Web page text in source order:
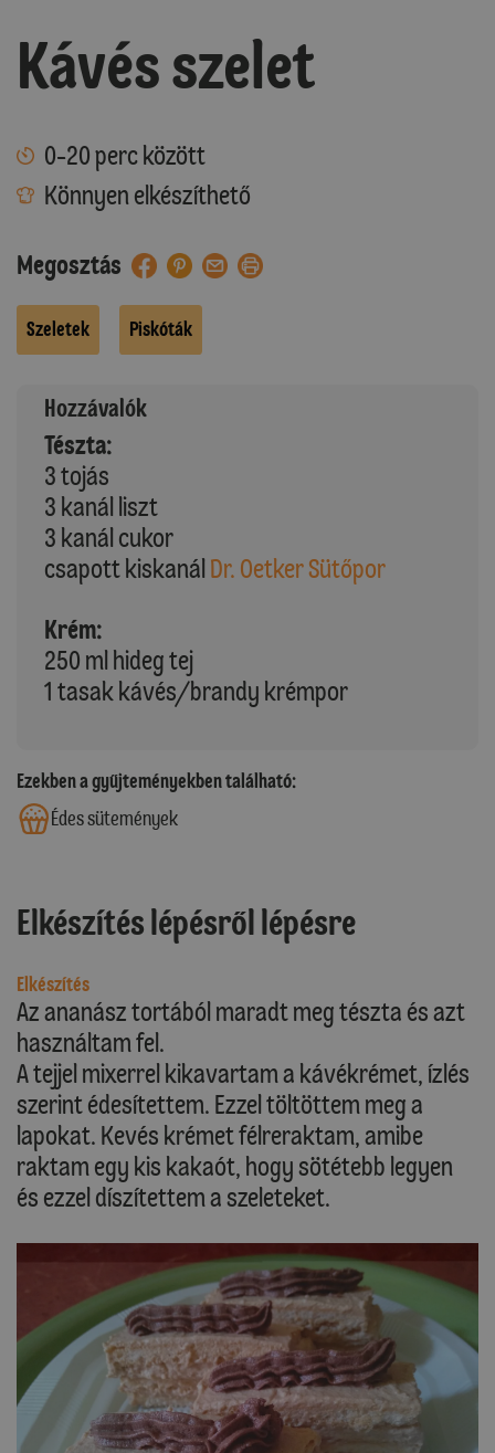
Kávés szelet
0-20 perc között
Könnyen elkészíthető
Megosztás
Szeletek Piskóták
Hozzávalók
Tészta:
3 tojás
3 kanál liszt
3 kanál cukor
csapott kiskanálDr. Oetker Sütőpor
Krém:
250 ml hideg tej
1 tasak kávés/brandy krémpor
Ezekben a gyűjteményekben található:
Édes sütemények
Elkészítés lépésről lépésre
Elkészítés
Az ananász tortából maradt meg tészta és azt
használtam fel.
A tejjel mixerrel kikavartam a kávékrémet, ízlés
szerint édesítettem. Ezzel töltöttem meg a
lapokat. Kevés krémet félreraktam, amibe
raktam egy kis kakaót, hogy sötétebb legyen
és ezzel díszítettem a szeleteket.